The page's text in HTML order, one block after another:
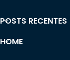
POSTS RECENTES
HOME